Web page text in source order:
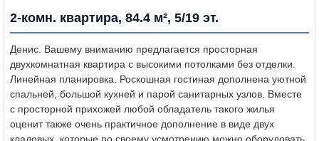
2-комн. квартира, 84.4 м², 5/19 эт.
Денис. Вашему вниманию предлагается просторная
двухкомнатная квартира с высокими потолками без отделки.
Линейная планировка. Роскошная гостиная дополнена уютной
спальней, большой кухней и парой санитарных узлов. Вместе
с просторной прихожей любой обладатель такого жилья
оценит также очень практичное дополнение в виде двух
кладовых, которые по своему усмотрению можно оборудовать